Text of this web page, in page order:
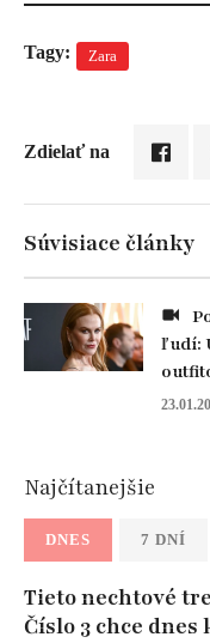
Tagy: Zara
Zdielať na
Súvisiace články
ľudí:
Najčítanejšie
DNES 7 DNÍ
Tieto nechtové
Číslo 3 chce dnes